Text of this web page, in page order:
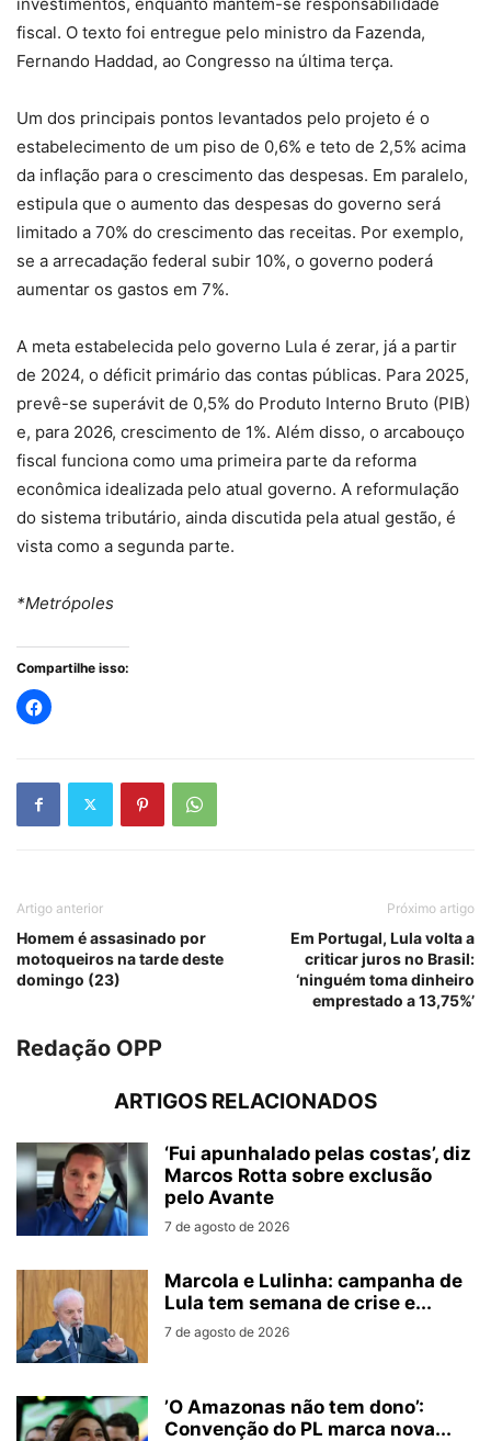
fiscal. O texto foi entregue pelo ministro da Fazenda,
Fernando Haddad, ao Congresso na última terça.
Um dos principais pontos levantados pelo projeto é o
estabelecimento de um piso de 0,6% e teto de 2,5% acima
da inflação para o crescimento das despesas. Em paralelo,
estipula que o aumento das despesas do governo será
limitado a 70% do crescimento das receitas. Por exemplo,
se a arrecadação federal subir 10%, o governo poderá
aumentar os gastos em 7%.
A meta estabelecida pelo governo Lula é zerar, já a partir
de 2024, o déficit primário das contas públicas. Para 2025,
prevê-se superávit de 0,5% do Produto Interno Bruto (PIB)
e, para 2026, crescimento de 1%. Além disso, o arcabouço
fiscal funciona como uma primeira parte da reforma
econômica idealizada pelo atual governo. A reformulação
do sistema tributário, ainda discutida pela atual gestão, é
vista como a segunda parte.
*Metrópoles
Compartilhe isso:
Artigo anterior
Homem é assasinado por
motoqueiros na tarde deste
domingo (23)
Próximo artigo
Em Portugal, Lula volta a
criticar juros no Brasil:
‘ninguém toma dinheiro
emprestado a 13,75%’
Redação OPP
ARTIGOS RELACIONADOS
‘Fui apunhalado pelas costas’, diz
Marcos Rotta sobre exclusão
pelo Avante
7 de agosto de 2026
Marcola e Lulinha: campanha de
Lula tem semana de crise e...
7 de agosto de 2026
’O Amazonas não tem dono’:
Convenção do PL marca nova...